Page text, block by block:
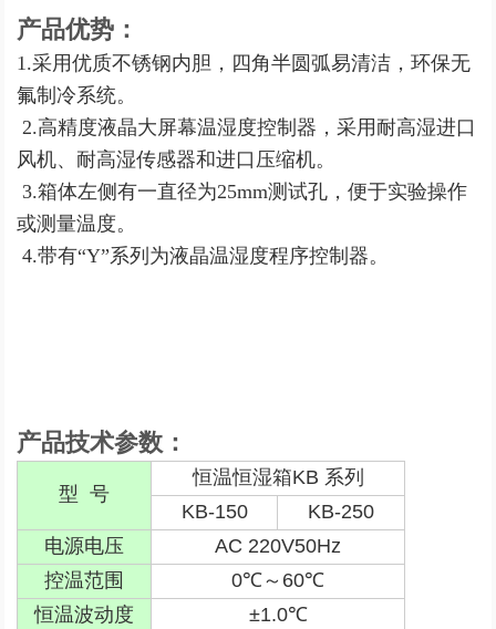
产品优势：
1.采用优质不锈钢内胆，四角半圆弧易清洁，环保无
氟制冷系统。
2.高精度液晶大屏幕温湿度控制器，采用耐高湿进口
风机、耐高湿传感器和进口压缩机。
3.箱体左侧有一直径为25mm测试孔，便于实验操作
或测量温度。
4.带有“Y”系列为液晶温湿度程序控制器。
产品技术参数：
型 号
恒温恒湿箱KB 系列
KB-150
KB-250
电源电压
AC 220V50Hz
控温范围
0℃～ 60℃
恒温波动度
±1.0℃